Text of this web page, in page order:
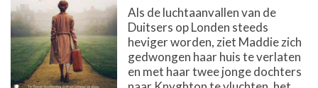
Als de luchtaanvallen van de
Duitsers op Londen steeds
heviger worden, ziet Maddie zich
gedwongen haar huis te verlaten
en met haar twee jonge dochters